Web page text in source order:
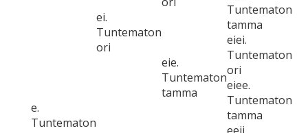
e.
Tuntematon
ei.
Tuntematon
ori
Tuntematon
tamma
eie.
Tuntematon
tamma
eiei.
Tuntematon
ori
eiee.
Tuntematon
tamma